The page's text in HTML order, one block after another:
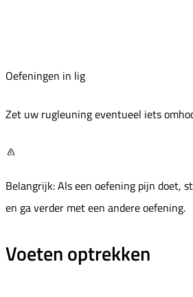
Oefeningen in lig
Zet uw rugleuning eventueel iets
Belangrijk: Als een oefening pijn doet,
en ga verder met een andere oefening.
Voeten optrekken